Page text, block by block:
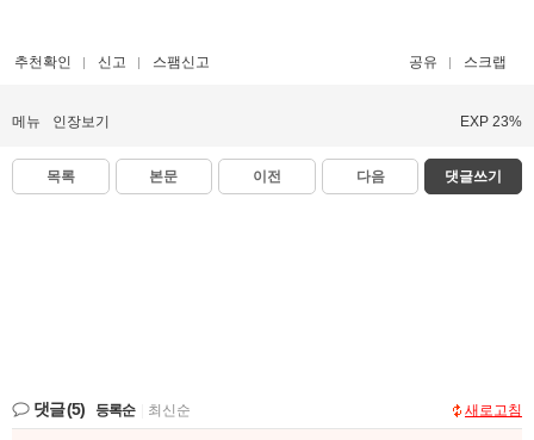
추천확인 신고 스팸신고 공유 스크랩
메뉴 인장보기 EXP 23%
목록 본문 이전 다음 댓글쓰기
댓글(5) 등록순 최신순 새로고침